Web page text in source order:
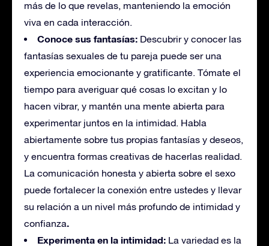
más de lo que revelas, manteniendo la emoción
viva en cada interacción.
Conoce sus fantasías: Descubrir y conocer las
fantasías sexuales de tu pareja puede ser una
experiencia emocionante y gratificante. Tómate el
tiempo para averiguar qué cosas lo excitan y lo
hacen vibrar, y mantén una mente abierta para
experimentar juntos en la intimidad. Habla
abiertamente sobre tus propias fantasías y deseos,
y encuentra formas creativas de hacerlas realidad.
La comunicación honesta y abierta sobre el sexo
puede fortalecer la conexión entre ustedes y llevar
su relación a un nivel más profundo de intimidad y
confianza.
Experimenta en la intimidad: La variedad es la